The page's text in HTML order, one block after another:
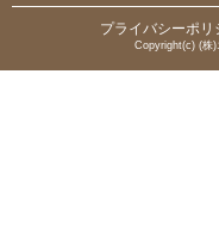
プライバシーポリ
Copyright(c) (株)